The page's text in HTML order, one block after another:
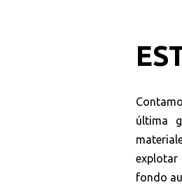
última
explotar
fondo